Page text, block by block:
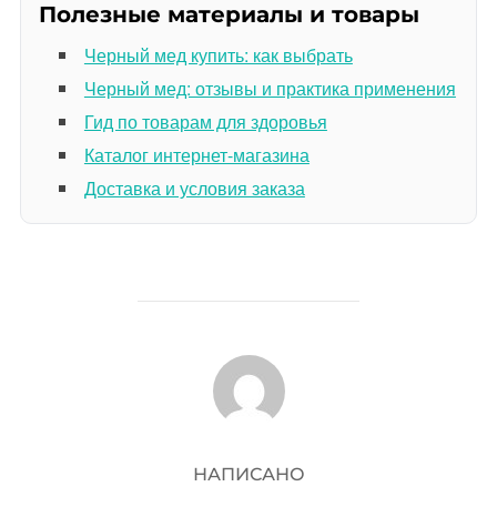
Полезные материалы и товары
Черный мед купить: как выбрать
Черный мед: отзывы и практика применения
Гид по товарам для здоровья
Каталог интернет-магазина
Доставка и условия заказа
АВТОР ЗАПИСИ
НАПИСАНО